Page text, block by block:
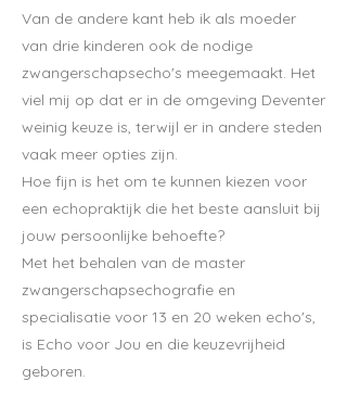
Van de andere kant heb ik als moeder
van drie kinderen ook de nodige
zwangerschapsecho's meegemaakt. Het
viel mij op dat er in de omgeving Deventer
weinig keuze is, terwijl er in andere steden
vaak meer opties zijn.
Hoe fijn is het om te kunnen kiezen voor
een echopraktijk die het beste aansluit bij
jouw persoonlijke behoefte?
Met het behalen van de master
zwangerschapsechografie en
specialisatie voor 13 en 20 weken echo's,
is Echo voor Jou en die keuzevrijheid
geboren.